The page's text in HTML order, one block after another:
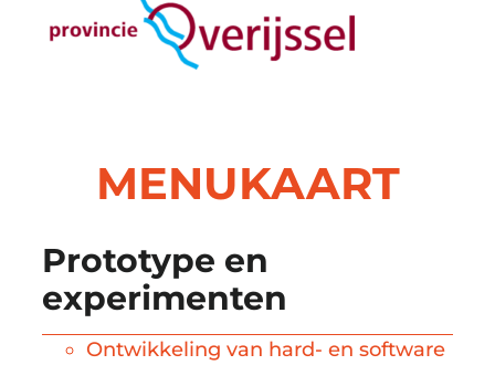
MENUKAART
Prototype en
experimenten
Ontwikkeling van hard- en software